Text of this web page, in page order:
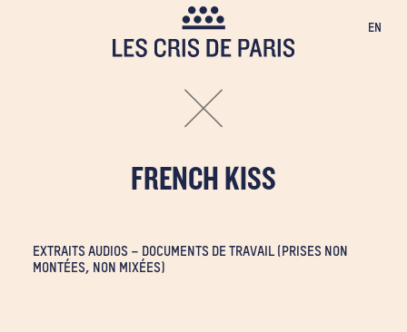
EN
FRENCH KISS
EXTRAITS AUDIOS – DOCUMENTS DE TRAVAIL (PRISES NON
MONTÉES, NON MIXÉES)